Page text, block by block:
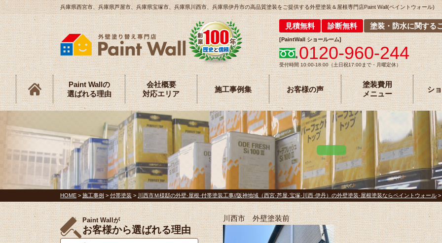
兵庫県西宮市、兵庫県芦屋市、兵庫県宝塚市、兵庫県川西市、兵庫県伊丹市の高品質塗装をご提供する外壁塗装＆屋根専門店Paint Wall(ペイントウォール)
見積無料 診断無料 塗装・防水に関する
[PaintWallショールーム]
0120-960-244
受付時間 10:00-18:00（土日祝17:00まで・月曜定休）
Paint Wallの
選ばれる理由
会社概要
対応エリア
施工事例集 お客様の声
塗装費用
メニュー
シ
HOME > 施工事例 > 付帯塗装 > 川西市Ｍ様邸の外壁·屋根·付帯塗装工事//阪神地域（西宮·芦屋·宝塚·川西·伊丹）の外壁塗装·屋根塗装ならペイントウォール >
川西市 外壁塗装前
Paint Wallが
お客様から選ばれる理由